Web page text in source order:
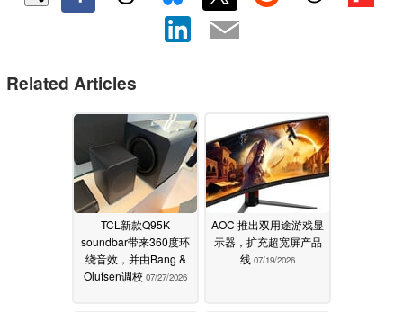
Related Articles
TCL新款Q95K
soundbar带来360度环
绕音效，并由Bang &
Olufsen调校 07/27/2026
AOC 推出双用途游戏显
示器，扩充超宽屏产品
线 07/19/2026